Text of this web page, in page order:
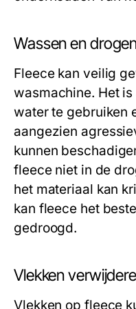
Wassen en
Fleece kan veilig
wasmachine. Het
water te gebruiken
aangezien
kunnen
fleece niet in de
het materiaal kan
kan fleece het
gedroogd.
Vlekken
Vlekken op fleece